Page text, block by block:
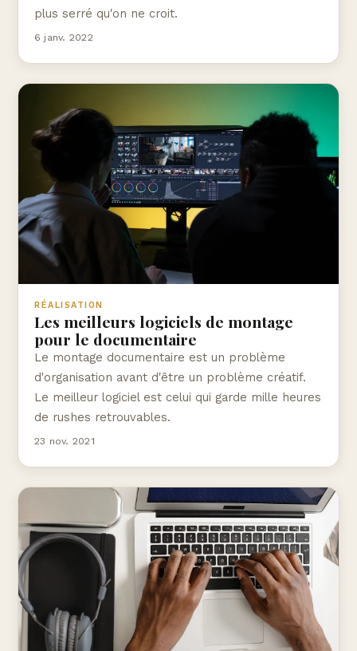
plus serré qu'on ne croit.
6 janv. 2022
RÉALISATION
Les meilleurs logiciels de montage
pour le documentaire
Le montage documentaire est un problème
d'organisation avant d'être un problème créatif.
Le meilleur logiciel est celui qui garde mille heures
de rushes retrouvables.
23 nov. 2021